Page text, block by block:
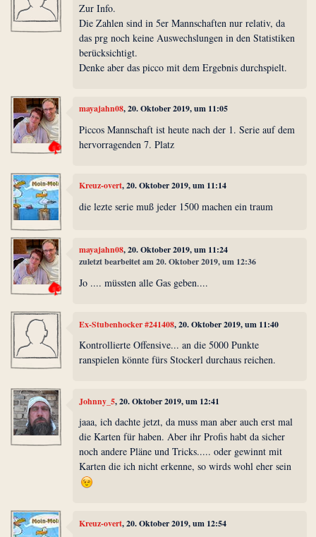
Zur Info.
Die Zahlen sind in 5er Mannschaften nur relativ, da
das prg noch keine Auswechslungen in den Statistiken
berücksichtigt.
Denke aber das picco mit dem Ergebnis durchspielt.
mayajahn08, 20. Oktober 2019, um 11:05
Piccos Mannschaft ist heute nach der 1. Serie auf dem
hervorragenden 7. Platz
Kreuz-overt, 20. Oktober 2019, um 11:14
die lezte serie muß jeder 1500 machen ein traum
mayajahn08, 20. Oktober 2019, um 11:24
zuletzt bearbeitet am 20. Oktober 2019, um 12:36
Jo .... müssten alle Gas geben....
Ex-Stubenhocker #241408, 20. Oktober 2019, um 11:40
Kontrollierte Offensive... an die 5000 Punkte
ranspielen könnte fürs Stockerl durchaus reichen.
Johnny_5, 20. Oktober 2019, um 12:41
jaaa, ich dachte jetzt, da muss man aber auch erst mal
die Karten für haben. Aber ihr Profis habt da sicher
noch andere Pläne und Tricks..... oder gewinnt mit
Karten die ich nicht erkenne, so wirds wohl eher sein
Kreuz-overt, 20. Oktober 2019, um 12:54